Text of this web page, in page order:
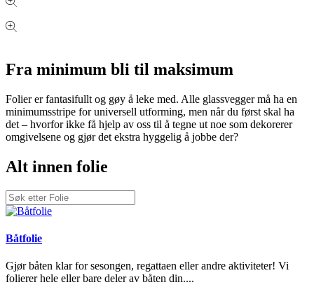
Fra minimum bli til maksimum
Folier er fantasifullt og gøy å leke med. Alle glassvegger må ha en
minimumsstripe for universell utforming, men når du først skal ha
det – hvorfor ikke få hjelp av oss til å tegne ut noe som dekorerer
omgivelsene og gjør det ekstra hyggelig å jobbe der?
Alt innen folie
Båtfolie
Gjør båten klar for sesongen, regattaen eller andre aktiviteter! Vi
folierer hele eller bare deler av båten din....